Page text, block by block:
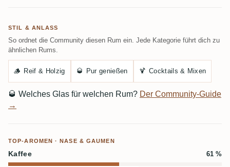
STIL & ANLASS
So ordnet die Community diesen Rum ein. Jede Kategorie führt dich zu
ähnlichen Rums.
🪵 Reif & Holzig 🥃 Pur genießen 🍹 Cocktails & Mixen
🥃 Welches Glas für welchen Rum? Der Community-Guide
→
TOP-AROMEN · NASE & GAUMEN
Kaffee 61 %